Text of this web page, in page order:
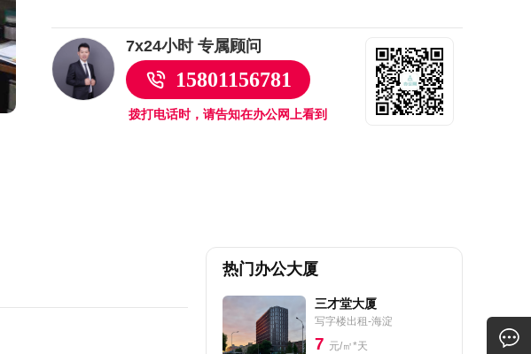
7x24小时 专属顾问
15801156781
拨打电话时，请告知在办公网上看到
热门办公大厦
三才堂大厦
写字楼出租-海淀
7 元/㎡*天